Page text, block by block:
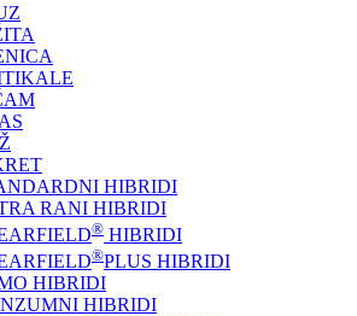
HIBRIDI
RANI HIBRIDI
® HIBRIDI
®PLUS HIBRIDI
HIBRIDI
HIBRIDI